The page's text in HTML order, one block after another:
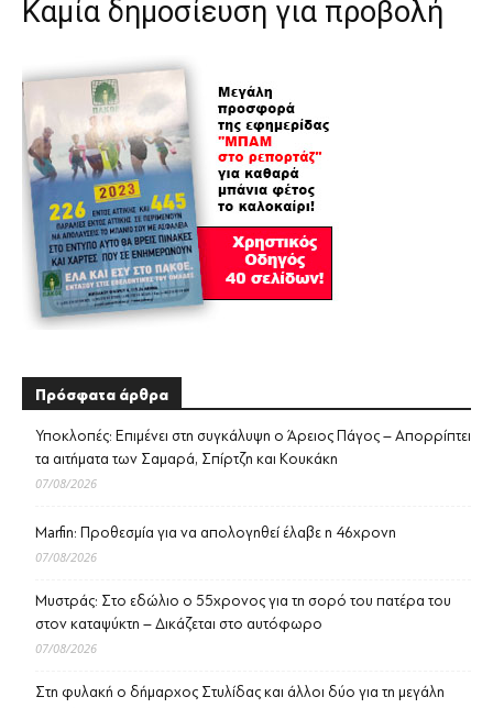
Καμία δημοσίευση για προβολή
Πρόσφατα άρθρα
Υποκλοπές: Επιμένει στη συγκάλυψη ο Άρειος Πάγος – Απορρίπτει
τα αιτήματα των Σαμαρά, Σπίρτζη και Κουκάκη
07/08/2026
Marfin: Προθεσμία για να απολογηθεί έλαβε η 46χρονη
07/08/2026
Μυστράς: Στο εδώλιο ο 55χρονος για τη σορό του πατέρα του
στον καταψύκτη – Δικάζεται στο αυτόφωρο
07/08/2026
Στη φυλακή ο δήμαρχος Στυλίδας και άλλοι δύο για τη μεγάλη